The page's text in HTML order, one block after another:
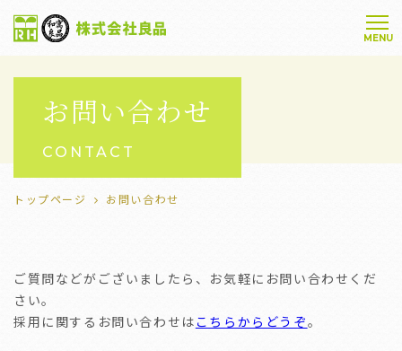
お問い合わせ
CONTACT
トップページ お問い合わせ
ご質問などがございましたら、お気軽にお問い合わせくだ
さい。
採用に関するお問い合わせは こちらからどうぞ。